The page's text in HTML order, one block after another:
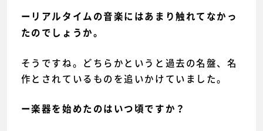
ーリアルタイムの音楽にはあまり触れてなかっ
たのでしょうか。
そうですね。どちらかというと過去の名盤、名
作とされているものを追いかけていました。
ー楽器を始めたのはいつ頃ですか？